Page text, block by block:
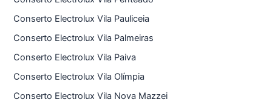
Conserto Electrolux Vila Pauliceia
Conserto Electrolux Vila Palmeiras
Conserto Electrolux Vila Paiva
Conserto Electrolux Vila Olímpia
Conserto Electrolux Vila Nova Mazzei